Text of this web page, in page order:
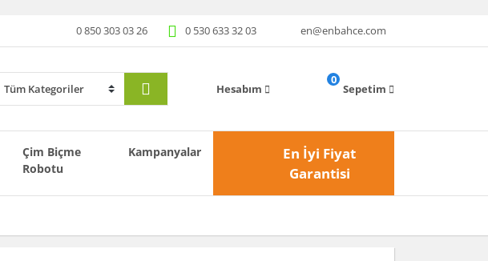
0 850 303 03 26 0 530 633 32 03 en@enbahce.com
Hesabım Sepetim
0
Çim Biçme
Robotu
Kampanyalar
En İyi Fiyat
Garantisi